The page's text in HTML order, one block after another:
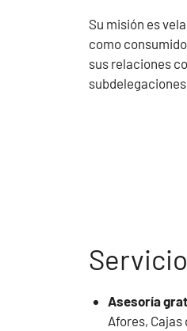
Su misión es
como
sus relaciones
Asesoría
Afores,